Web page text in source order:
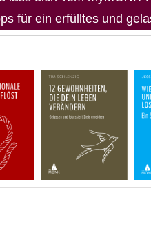
für ein erfülltes und